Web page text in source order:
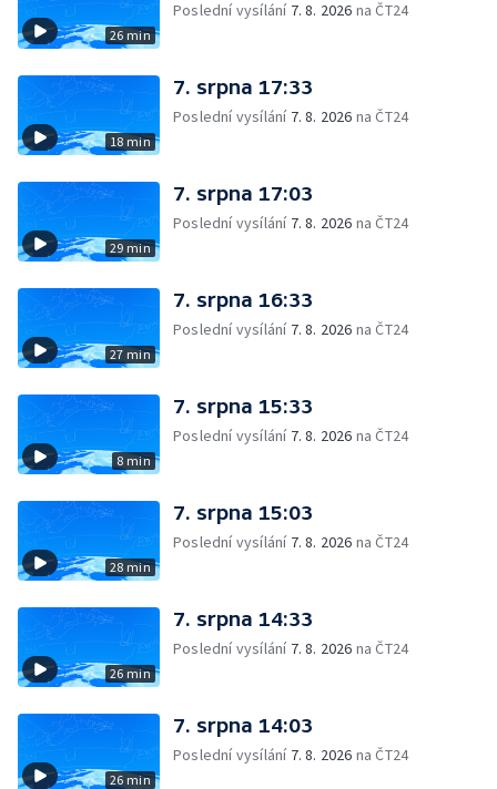
26 min
Poslední vysílání 7. 8. 2026 na ČT24
18 min
7. srpna 17:33
Poslední vysílání 7. 8. 2026 na ČT24
29 min
7. srpna 17:03
Poslední vysílání 7. 8. 2026 na ČT24
27 min
7. srpna 16:33
Poslední vysílání 7. 8. 2026 na ČT24
8 min
7. srpna 15:33
Poslední vysílání 7. 8. 2026 na ČT24
28 min
7. srpna 15:03
Poslední vysílání 7. 8. 2026 na ČT24
26 min
7. srpna 14:33
Poslední vysílání 7. 8. 2026 na ČT24
26 min
7. srpna 14:03
Poslední vysílání 7. 8. 2026 na ČT24